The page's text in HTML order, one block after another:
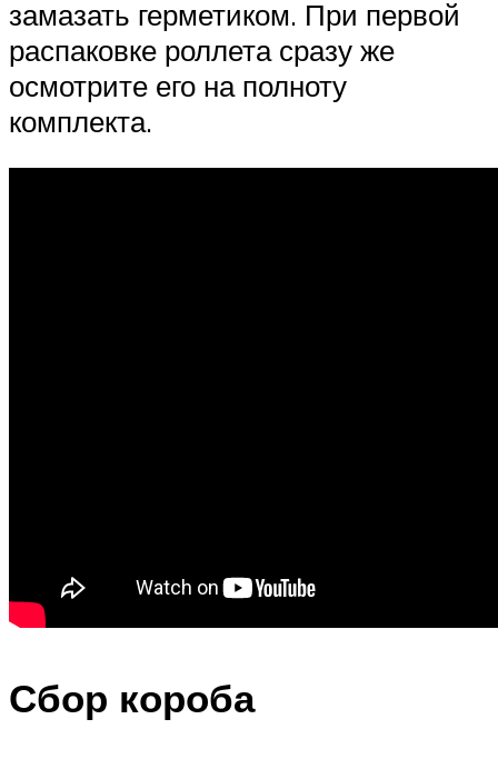
замазать герметиком. При первой
распаковке роллета сразу же
осмотрите его на полноту
комплекта.
Сбор короба